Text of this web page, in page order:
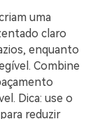
uma
claro
enquanto
Combine
Dica: use o
reduzir